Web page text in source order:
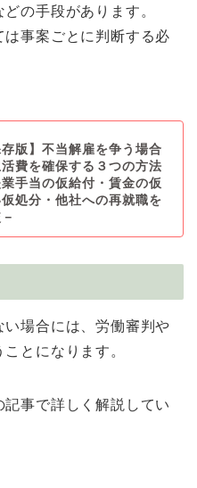
の手段があります。
事案ごとに判断する必
存版】不当解雇を争う場合
費を確保する３つの方法
業手当の仮給付・賃金の仮
処分・他社への再就職を
場合には、労働審判や
とになります。
事で詳しく解説してい